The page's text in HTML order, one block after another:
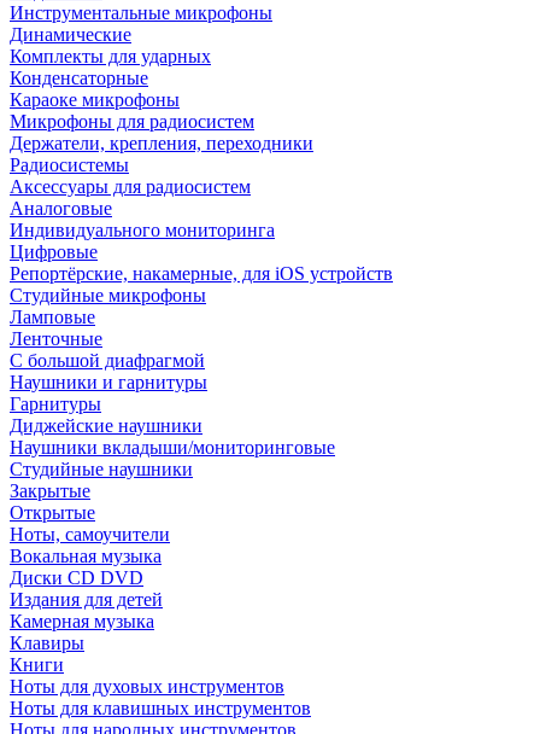
Инструментальные микрофоны
Динамические
Комплекты для ударных
Конденсаторные
Караоке микрофоны
Микрофоны для радиосистем
Держатели, крепления, переходники
Радиосистемы
Аксессуары для радиосистем
Аналоговые
Индивидуального мониторинга
Цифровые
Репортёрские, накамерные, для iOS устройств
Студийные микрофоны
Ламповые
Ленточные
С большой диафрагмой
Наушники и гарнитуры
Гарнитуры
Диджейские наушники
Наушники вкладыши/мониторинговые
Студийные наушники
Закрытые
Открытые
Ноты, самоучители
Вокальная музыка
Диски CD DVD
Издания для детей
Камерная музыка
Клавиры
Книги
Ноты для духовых инструментов
Ноты для клавишных инструментов
Ноты для народных инструментов